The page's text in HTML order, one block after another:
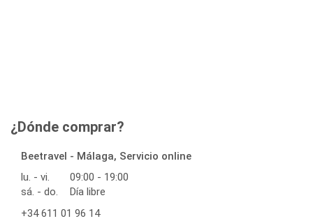
¿Dónde comprar?
Beetravel - Málaga, Servicio online
lu. - vi.
09:00 - 19:00
sá. - do.
Día libre
+34 611 01 96 14